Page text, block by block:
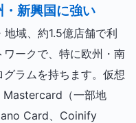
新興国に強い
域、約1.5億店舗で利
ークで、特に欧州・南
ラムを持ちます。仮想
（一部地
Card、Coinify